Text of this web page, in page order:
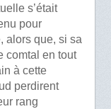
s’était
pour
alors que, si sa
comtal en tout
à cette
perdirent
rang